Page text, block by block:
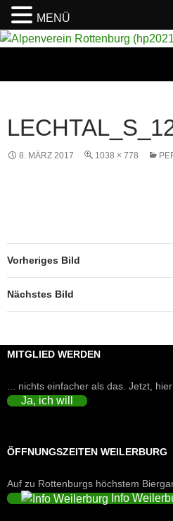
8. MÄRZ 2017 1038 × 778
Vorheriges Bild
Nächstes Bild
MITGLIED WERDEN
... nichts einfacher als das. Jetzt,
Ja, ich will
ÖFFNUNGSZEITEN WEILERBURG
Auf zu Rottenburgs höchstem
Info
MENÜ